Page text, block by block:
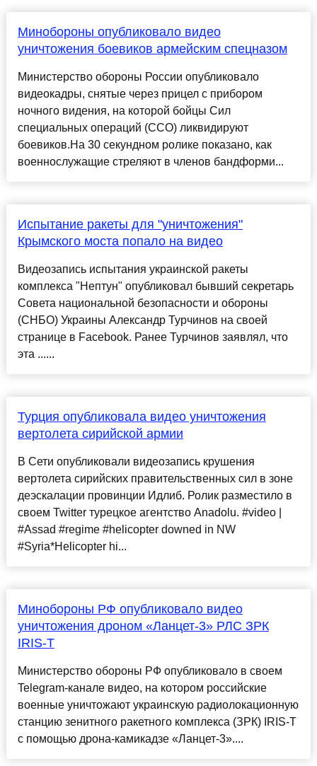
Минобороны опубликовало видео
уничтожения боевиков армейским спецназом
Министерство обороны России опубликовало
видеокадры, снятые через прицел с прибором
ночного видения, на которой бойцы Сил
специальных операций (ССО) ликвидируют
боевиков.На 30 секундном ролике показано, как
военнослужащие стреляют в членов бандформи...
Испытание ракеты для "уничтожения"
Крымского моста попало на видео
Видеозапись испытания украинской ракеты
комплекса "Нептун" опубликовал бывший секретарь
Совета национальной безопасности и обороны
(СНБО) Украины Александр Турчинов на своей
странице в Facebook. Ранее Турчинов заявлял, что
эта ......
Турция опубликовала видео уничтожения
вертолета сирийской армии
В Сети опубликовали видеозапись крушения
вертолета сирийских правительственных сил в зоне
деэскалации провинции Идлиб. Ролик разместило в
своем Twitter турецкое агентство Anadolu. #video |
#Assad #regime #helicopter downed in NW
#Syria*Helicopter hi...
Минобороны РФ опубликовало видео
уничтожения дроном «Ланцет-3» РЛС ЗРК
IRIS-T
Министерство обороны РФ опубликовало в своем
Telegram-канале видео, на котором российские
военные уничтожают украинскую радиолокационную
станцию зенитного ракетного комплекса (ЗРК) IRIS-T
с помощью дрона-камикадзе «Ланцет-3»....